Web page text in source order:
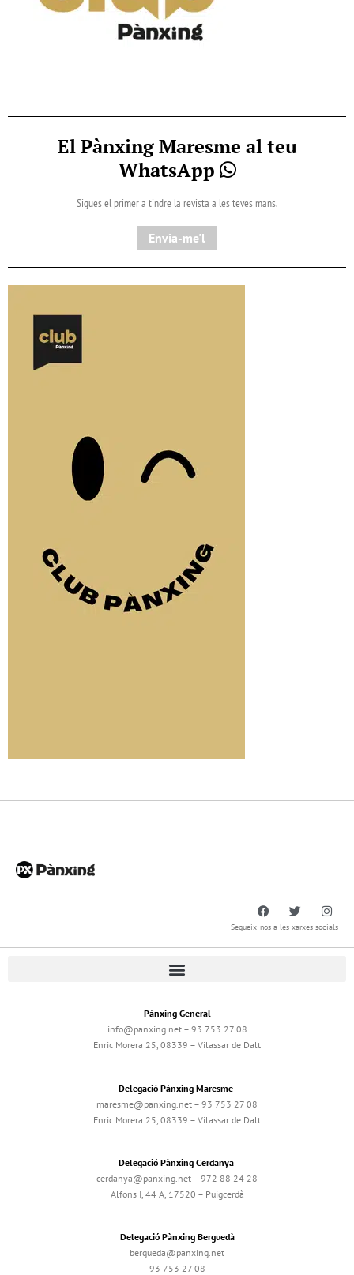
El Pànxing Maresme al teu
WhatsApp
Sigues el primer a tindre la revista a les teves mans.
Envia-me'l
Segueix-nos a les xarxes socials
Pànxing General
info@panxing.net – 93 753 27 08
Enric Morera 25, 08339 – Vilassar de Dalt
Delegació Pànxing Maresme
maresme@panxing.net – 93 753 27 08
Enric Morera 25, 08339 – Vilassar de Dalt
Delegació Pànxing Cerdanya
cerdanya@panxing.net – 972 88 24 28
Alfons I, 44 A, 17520 – Puigcerdà
Delegació Pànxing Berguedà
bergueda@panxing.net
93 753 27 08